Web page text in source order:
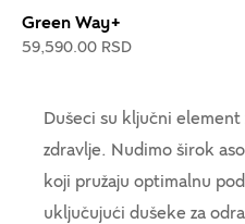
Green Way+
59,590.00 RSD
Dušeci su ključni element
zdravlje. Nudimo širok
koji pružaju optimalnu
uključujući dušeke za